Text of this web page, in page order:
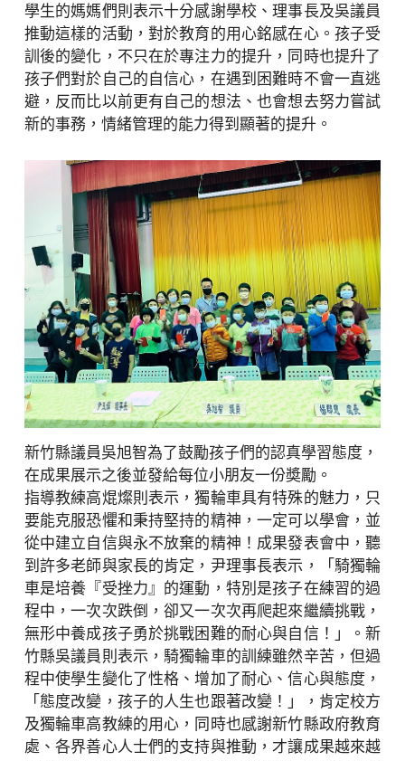
學生的媽媽們則表示十分感謝學校、理事長及吳議員
推動這樣的活動，對於教育的用心銘感在心。孩子受
訓後的變化，不只在於專注力的提升，同時也提升了
孩子們對於自己的自信心，在遇到困難時不會一直逃
避，反而比以前更有自己的想法、也會想去努力嘗試
新的事務，情緒管理的能力得到顯著的提升。
新竹縣議員吳旭智為了鼓勵孩子們的認真學習態度，
在成果展示之後並發給每位小朋友一份奬勵。
指導教練高焜燦則表示，獨輪車具有特殊的魅力，只
要能克服恐懼和秉持堅持的精神，一定可以學會，並
從中建立自信與永不放棄的精神！成果發表會中，聽
到許多老師與家長的肯定，尹理事長表示，「騎獨輪
車是培養『受挫力』的運動，特別是孩子在練習的過
程中，一次次跌倒，卻又一次次再爬起來繼續挑戰，
無形中養成孩子勇於挑戰困難的耐心與自信！」。新
竹縣吳議員則表示，騎獨輪車的訓練雖然辛苦，但過
程中使學生變化了性格、增加了耐心、信心與態度，
「態度改變，孩子的人生也跟著改變！」，肯定校方
及獨輪車高教練的用心，同時也感謝新竹縣政府教育
處、各界善心人士們的支持與推動，才讓成果越來越